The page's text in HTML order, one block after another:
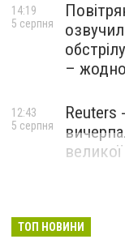
–
14:19
5 серпня
12:43
5 серпня
ТОП НОВИНИ